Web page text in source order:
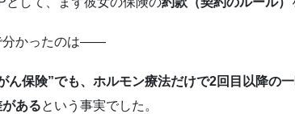
分かったのは――
ん保険”でも、ホルモン療法だけで2回目以降の
あるという事実でした。